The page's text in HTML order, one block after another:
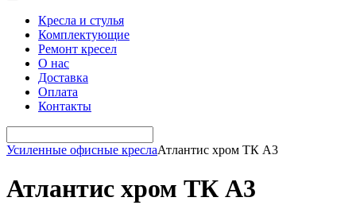
Кресла и стулья
Комплектующие
Ремонт кресел
О нас
Доставка
Оплата
Контакты
Усиленные офисные креслаАтлантис хром ТК A3
Атлантис хром ТК A3